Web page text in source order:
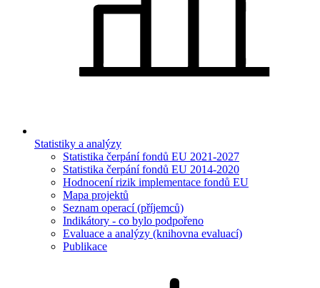
Statistiky a analýzy
Statistika čerpání fondů EU 2021-2027
Statistika čerpání fondů EU 2014-2020
Hodnocení rizik implementace fondů EU
Mapa projektů
Seznam operací (příjemců)
Indikátory - co bylo podpořeno
Evaluace a analýzy (knihovna evaluací)
Publikace